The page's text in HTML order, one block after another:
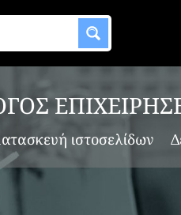
ιστοσελίδων